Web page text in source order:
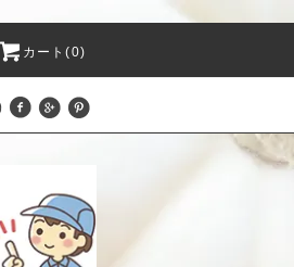
カート(0)